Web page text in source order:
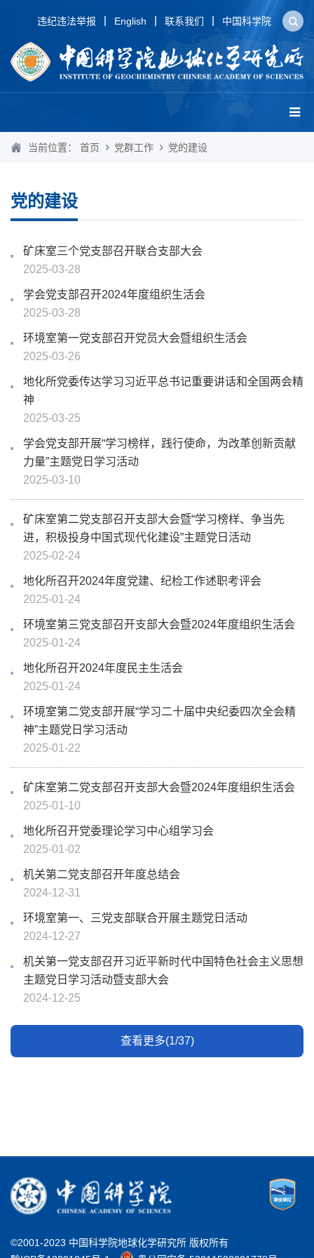
违纪违法举报 English 联系我们 中国科学院
当前位置： 首页 党群工作 党的建设
党的建设
矿床室三个党支部召开联合支部大会
2025-03-28
学会党支部召开2024年度组织生活会
2025-03-28
环境室第一党支部召开党员大会暨组织生活会
2025-03-26
地化所党委传达学习习近平总书记重要讲话和全国两会精
神
2025-03-25
学会党支部开展“学习榜样，践行使命，为改革创新贡献
力量”主题党日学习活动
2025-03-10
矿床室第二党支部召开支部大会暨“学习榜样、争当先
进，积极投身中国式现代化建设”主题党日活动
2025-02-24
地化所召开2024年度党建、纪检工作述职考评会
2025-01-24
环境室第三党支部召开支部大会暨2024年度组织生活会
2025-01-24
地化所召开2024年度民主生活会
2025-01-24
环境室第二党支部开展“学习二十届中央纪委四次全会精
神”主题党日学习活动
2025-01-22
矿床室第二党支部召开支部大会暨2024年度组织生活会
2025-01-10
地化所召开党委理论学习中心组学习会
2025-01-02
机关第二党支部召开年度总结会
2024-12-31
环境室第一、三党支部联合开展主题党日活动
2024-12-27
机关第一党支部召开习近平新时代中国特色社会主义思想
主题党日学习活动暨支部大会
2024-12-25
查看更多(1/37)
©2001-2023 中国科学院地球化学研究所 版权所有